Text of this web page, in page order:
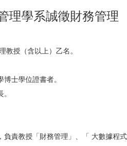
理學系誠徵財務管理
教授（含以上）乙名。
士學位證書者。
負責教授「財務管理」、「 大數據程式